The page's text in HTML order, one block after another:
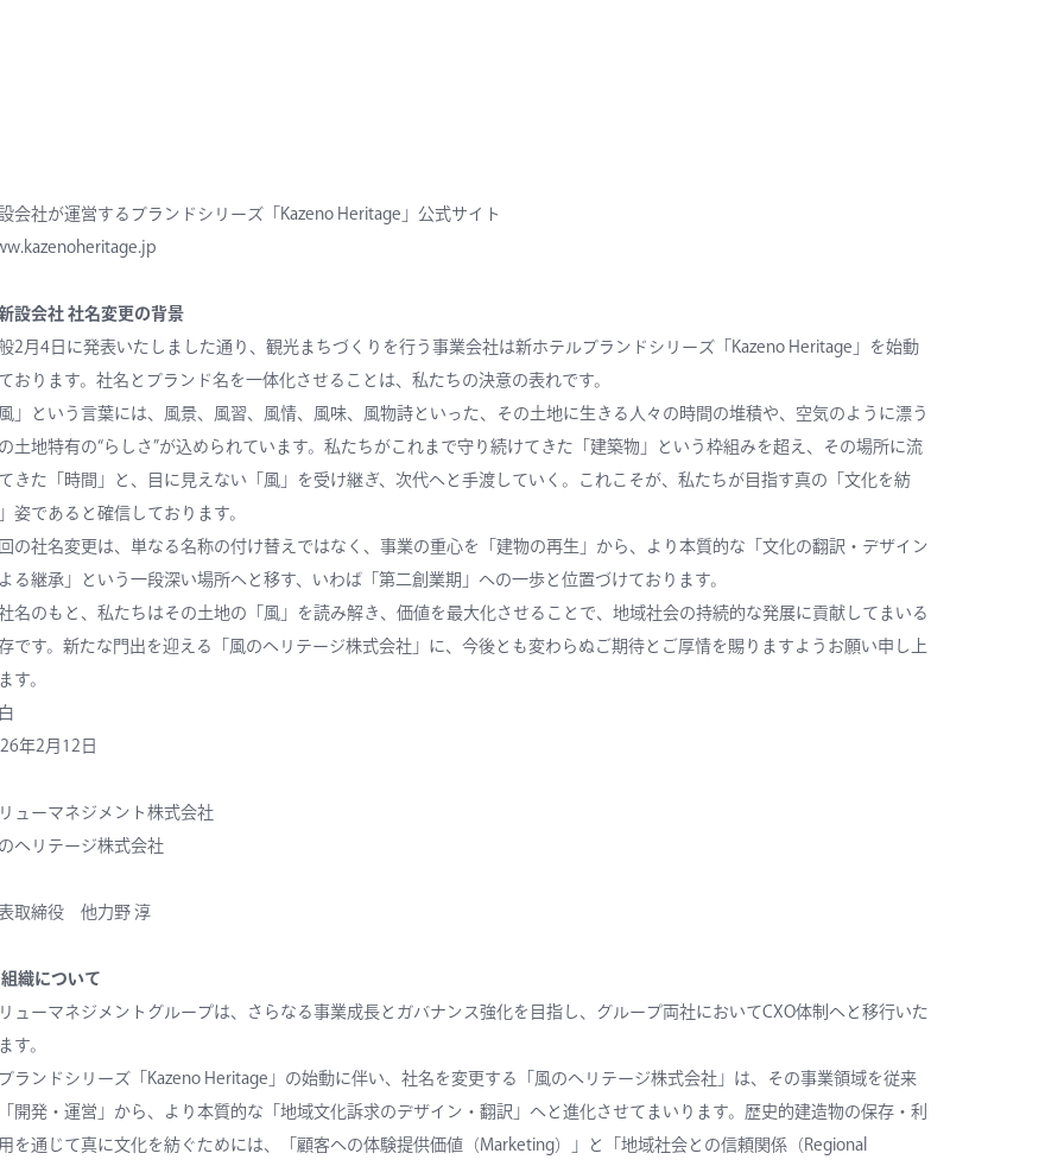
会社が運営するブランドシリーズ「Kazeno Heritage」公式サイト
設会社 社名変更の背景
2月4日に発表いたしました通り、観光まちづくりを行う事業会社は新ホテルブランドシリーズ「Kazeno Heritage」を始動
おります。社名とブランド名を一体化させることは、私たちの決意の表れです。
風」という言葉には、風景、風習、風情、風味、風物詩といった、その土地に生きる人々の時間の堆積や、空気のように漂う
土地特有の“らしさ”が込められています。私たちがこれまで守り続けてきた「建築物」という枠組みを超え、その場所に流
きた「時間」と、目に見えない「風」を受け継ぎ、次代へと手渡していく。これこそが、私たちが目指す真の「文化を紡
姿であると確信しております。
の社名変更は、単なる名称の付け替えではなく、事業の重心を「建物の再生」から、より本質的な「文化の翻訳・デザイン
る継承」という一段深い場所へと移す、いわば「第二創業期」への一歩と位置づけております。
名のもと、私たちはその土地の「風」を読み解き、価値を最大化させることで、地域社会の持続的な発展に貢献してまいる
です。新たな門出を迎える「風のヘリテージ株式会社」に、今後とも変わらぬご期待とご厚情を賜りますようお願い申し上
す。
年2月12日
ューマネジメント株式会社
ヘリテージ株式会社
取締役 他力野 淳
組織について
ューマネジメントグループは、さらなる事業成長とガバナンス強化を目指し、グループ両社においてCXO体制へと移行いた
す。
ランドシリーズ「Kazeno Heritage」の始動に伴い、社名を変更する「風のヘリテージ株式会社」は、その事業領域を従来
開発・運営」から、より本質的な「地域文化訴求のデザイン・翻訳」へと進化させてまいります。歴史的建造物の保存・利
を通じて真に文化を紡ぐためには、「顧客への体験提供価値（Marketing）」と「地域社会との信頼関係（Regional